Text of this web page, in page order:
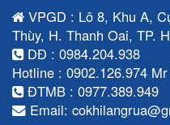
VPGD : Lô 8, Khu A,
Thùy, H. Thanh Oai, TP.
DĐ : 0984.204.938
Hotline : 0902.126.974
ĐTMB : 0977.389.949
Email: